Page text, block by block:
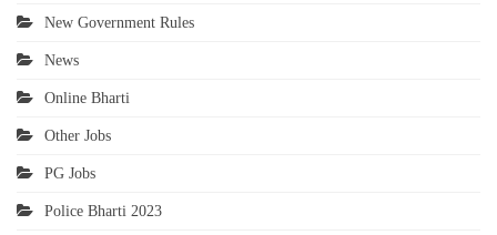
New Government Rules
News
Online Bharti
Other Jobs
PG Jobs
Police Bharti 2023